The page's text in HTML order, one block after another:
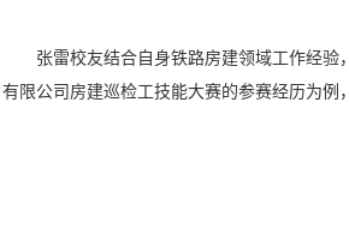
张雷校友结合自身铁路房建领域工作经验
有限公司房建巡检工技能大赛的参赛经历为例